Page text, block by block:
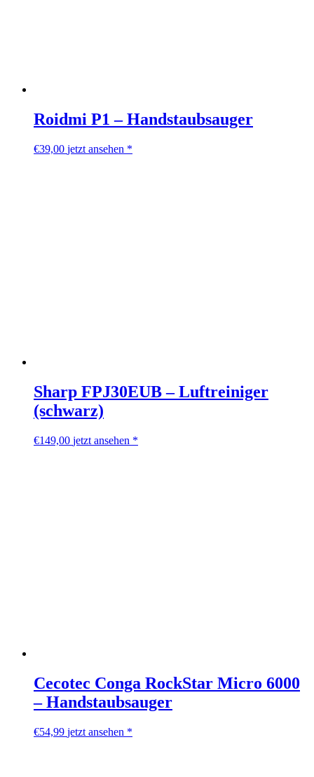
Roidmi P1 – Handstaubsauger
€39,00 jetzt ansehen *
Sharp FPJ30EUB – Luftreiniger
(schwarz)
€149,00 jetzt ansehen *
Cecotec Conga RockStar Micro 6000
– Handstaubsauger
€54,99 jetzt ansehen *